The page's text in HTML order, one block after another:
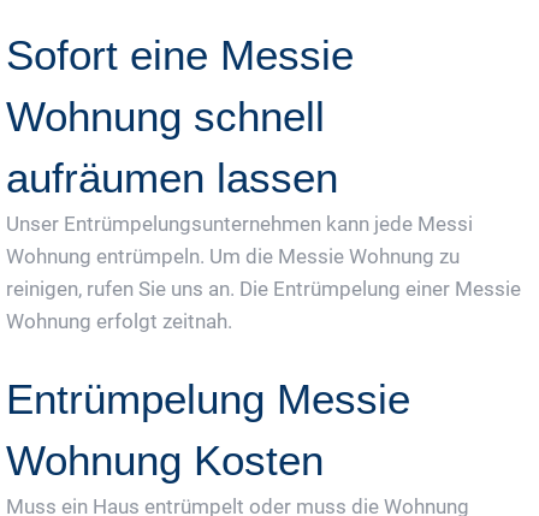
Sofort eine Messie
Wohnung schnell
aufräumen lassen
Unser Entrümpelungsunternehmen kann jede Messi
Wohnung entrümpeln. Um die Messie Wohnung zu
reinigen, rufen Sie uns an. Die Entrümpelung einer Messie
Wohnung erfolgt zeitnah.
Entrümpelung Messie
Wohnung Kosten
Muss ein Haus entrümpelt oder muss die Wohnung